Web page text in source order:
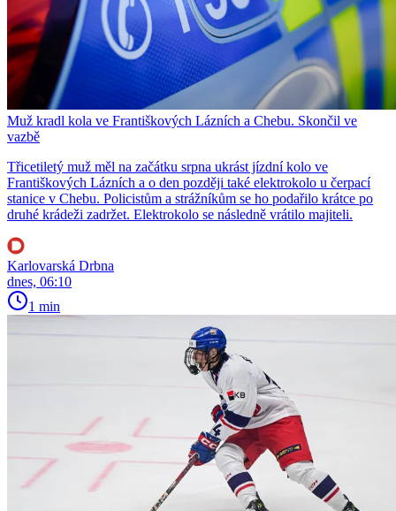
Muž kradl kola ve Františkových Lázních a Chebu. Skončil ve
vazbě
Třicetiletý muž měl na začátku srpna ukrást jízdní kolo ve
Františkových Lázních a o den později také elektrokolo u čerpací
stanice v Chebu. Policistům a strážníkům se ho podařilo krátce po
druhé krádeži zadržet. Elektrokolo se následně vrátilo majiteli.
Karlovarská Drbna
dnes, 06:10
1 min